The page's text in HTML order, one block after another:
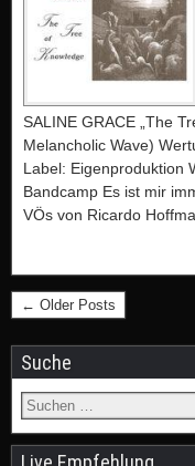
SALINE GRACE „The
Melancholic Wave)
Label: Eigenproduktion
Bandcamp Es ist mir
VÖs von Ricardo
← Older Posts
Suche